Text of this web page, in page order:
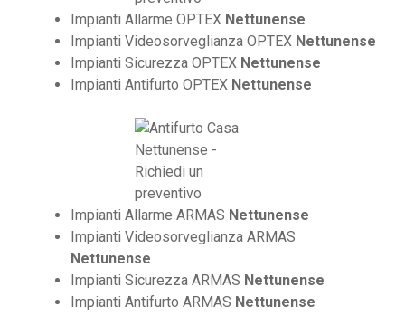
Impianti Allarme OPTEX Nettunense
Impianti Videosorveglianza OPTEX Nettunense
Impianti Sicurezza OPTEX Nettunense
Impianti Antifurto OPTEX Nettunense
Impianti Allarme ARMAS Nettunense
Impianti Videosorveglianza ARMAS
Nettunense
Impianti Sicurezza ARMAS Nettunense
Impianti Antifurto ARMAS Nettunense